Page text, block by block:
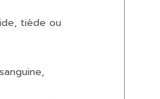
tiède ou